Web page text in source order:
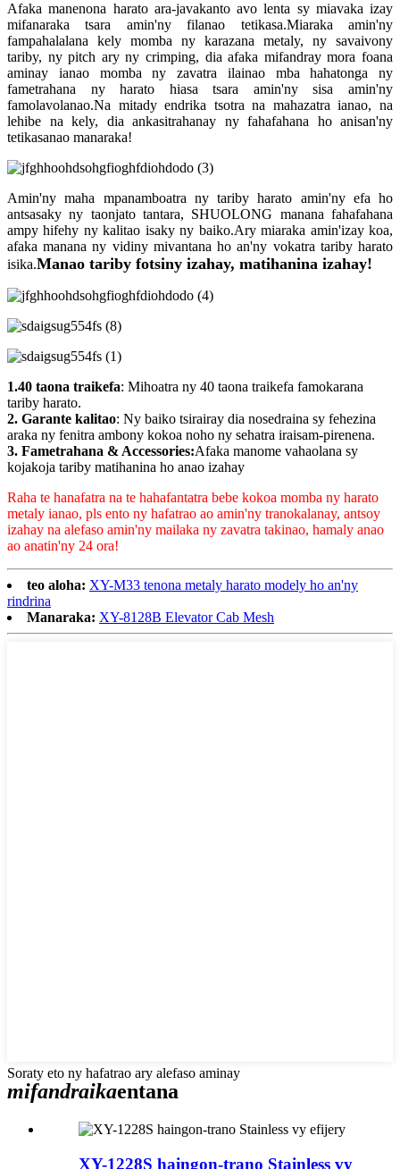
Afaka manenona harato ara-javakanto avo lenta sy miavaka izay
mifanaraka tsara amin'ny filanao tetikasa.Miaraka amin'ny
fampahalalana kely momba ny karazana metaly, ny savaivony
tariby, ny pitch ary ny crimping, dia afaka mifandray mora foana
aminay ianao momba ny zavatra ilainao mba hahatonga ny
fametrahana ny harato hiasa tsara amin'ny sisa amin'ny
famolavolanao.Na mitady endrika tsotra na mahazatra ianao, na
lehibe na kely, dia ankasitrahanay ny fahafahana ho anisan'ny
tetikasanao manaraka!
Amin'ny maha mpanamboatra ny tariby harato amin'ny efa ho
antsasaky ny taonjato tantara, SHUOLONG manana fahafahana
ampy hifehy ny kalitao isaky ny baiko.Ary miaraka amin'izay koa,
afaka manana ny vidiny mivantana ho an'ny vokatra tariby harato
isika.Manao tariby fotsiny izahay, matihanina izahay!
1.40 taona traikefa: Mihoatra ny 40 taona traikefa famokarana
tariby harato.
2. Garante kalitao: Ny baiko tsirairay dia nosedraina sy fehezina
araka ny fenitra ambony kokoa noho ny sehatra iraisam-pirenena.
3. Fametrahana & Accessories:Afaka manome vahaolana sy
kojakoja tariby matihanina ho anao izahay
Raha te hanafatra na te hahafantatra bebe kokoa momba ny harato
metaly ianao, pls ento ny hafatrao ao amin'ny tranokalanay, antsoy
izahay na alefaso amin'ny mailaka ny zavatra takinao, hamaly anao
ao anatin'ny 24 ora!
teo aloha: XY-M33 tenona metaly harato modely ho an'ny
rindrina
Manaraka: XY-8128B Elevator Cab Mesh
Soraty eto ny hafatrao ary alefaso aminay
mifandraikaentana
XY-1228S haingon-trano Stainless vy